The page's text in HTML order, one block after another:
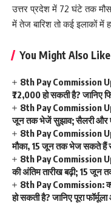
उत्तर प्रदेश में 72 घंटे तक
में तेज बारिश तो कई इलाकों में
You Might Also Like
8th Pay Commission
₹72,000 हो सकती है? जानिए
8th Pay Commission
जून तक भेजें सुझाव; सैलरी और
8th Pay Commission
मौका, 15 जून तक भेज सकते हैं
8th Pay Commission
की अंतिम तारीख बढ़ी; 15 जून
8th Pay Commission:
हो सकती है? जानिए पूरा